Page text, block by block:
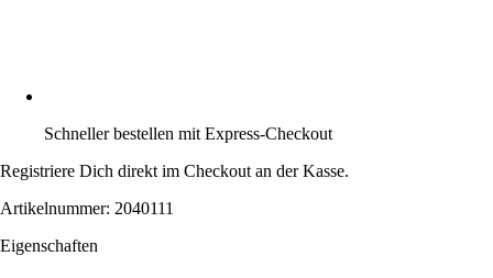
Schneller bestellen mit Express-Checkout
Registriere Dich direkt im Checkout an der Kasse.
Artikelnummer: 2040111
Eigenschaften